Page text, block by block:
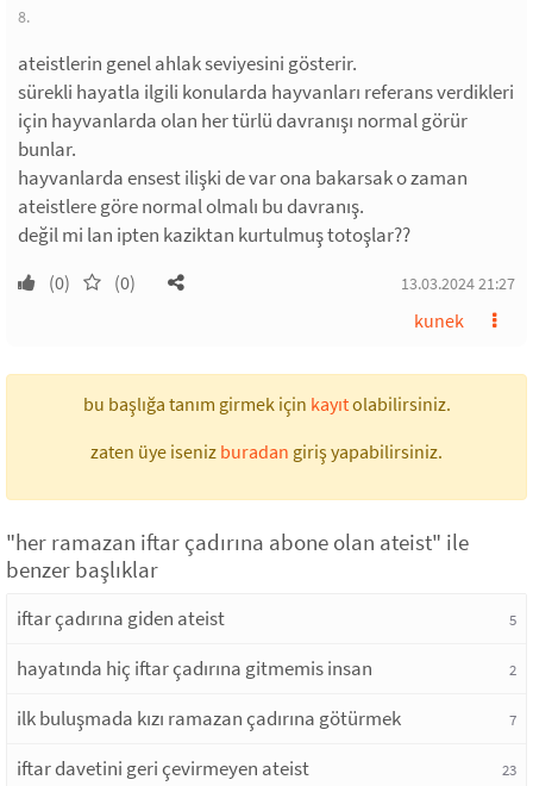
8.
ateistlerin genel ahlak seviyesini gösterir.
sürekli hayatla ilgili konularda hayvanları referans verdikleri
için hayvanlarda olan her türlü davranışı normal görür
bunlar.
hayvanlarda ensest ilişki de var ona bakarsak o zaman
ateistlere göre normal olmalı bu davranış.
değil mi lan ipten kaziktan kurtulmuş totoşlar??
(0) (0) 13.03.2024 21:27
kunek
bu başlığa tanım girmek için kayıtolabilirsiniz.
zaten üye iseniz buradan giriş yapabilirsiniz.
"her ramazan iftar çadırına abone olan ateist" ile
benzer başlıklar
iftar çadırına giden ateist 5
hayatında hiç iftar çadırına gitmemis insan 2
ilk buluşmada kızı ramazan çadırına götürmek 7
iftar davetini geri çevirmeyen ateist 23